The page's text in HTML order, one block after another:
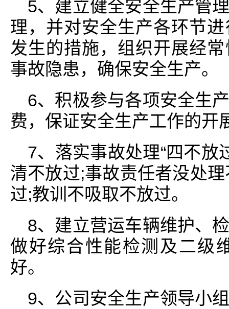
5、建立健全安全生产管
理，并对安全生产各环节
发生的措施，组织开展经
事故隐患，确保安全生产。
6、积极参与各项安全生
费，保证安全生产工作的开
7、落实事故处理“四不放
清不放过;事故责任者没处
过;教训不吸取不放过。
8、建立营运车辆维护、
做好综合性能检测及二级
好。
9、公司安全生产领导小